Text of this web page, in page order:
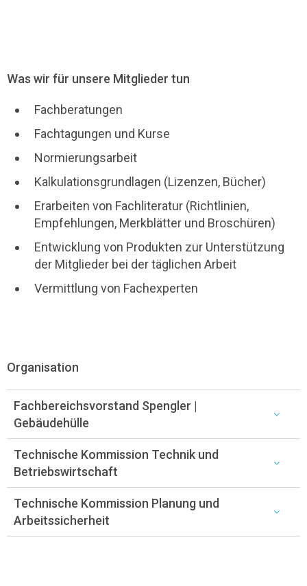
Was wir für unsere Mitglieder tun
Fachberatungen
Fachtagungen und Kurse
Normierungsarbeit
Kalkulationsgrundlagen (Lizenzen, Bücher)
Erarbeiten von Fachliteratur (Richtlinien,
Empfehlungen, Merkblätter und Broschüren)
Entwicklung von Produkten zur Unterstützung
der Mitglieder bei der täglichen Arbeit
Vermittlung von Fachexperten
Organisation
Fachbereichsvorstand Spengler |
Gebäudehülle
Technische Kommission Technik und
Betriebswirtschaft
Technische Kommission Planung und
Arbeitssicherheit